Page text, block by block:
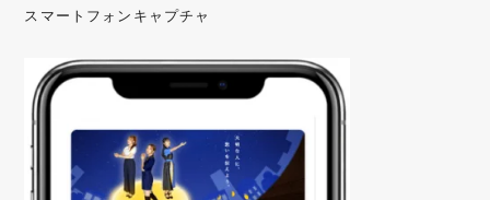
スマートフォンキャプチャ